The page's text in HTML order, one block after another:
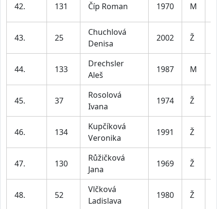
42. 131 Číp Roman 1970 M
43. 25
Chuchlová
Denisa
2002 Ž
44. 133
Drechsler
Aleš
1987 M
45. 37
Rosolová
Ivana
1974 Ž
46. 134
Kupčíková
Veronika
1991 Ž
47. 130
Růžičková
Jana
1969 Ž
48. 52
Vlčková
Ladislava
1980 Ž